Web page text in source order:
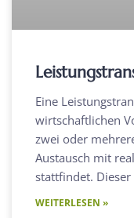
Eine
wirtschaftlichen
zwei oder
Austausch mit
stattfindet.
WEITERLESEN »